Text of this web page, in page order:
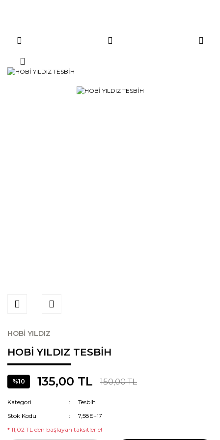
HOBİ YILDIZ
HOBİ YILDIZ TESBİH
%10 135,00 TL 150,00 TL
Kategori
Tesbih
Stok Kodu
7,58E+17
* 11,02 TL den başlayan taksitlerle!